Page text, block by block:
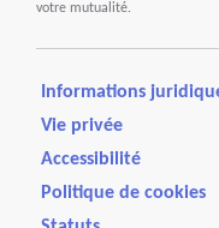
votre mutualité.
Informations
Vie privée
Accessibilité
Politique de cookies